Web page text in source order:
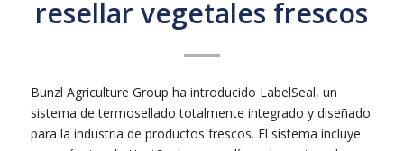
resellar vegetales frescos
Bunzl Agriculture Group ha introducido LabelSeal, un
sistema de termosellado totalmente integrado y diseñado
para la industria de productos frescos. El sistema incluye